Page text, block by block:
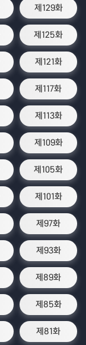
제129화
제125화
제121화
제117화
제113화
제109화
제105화
제101화
제97화
제93화
제89화
제85화
제81화